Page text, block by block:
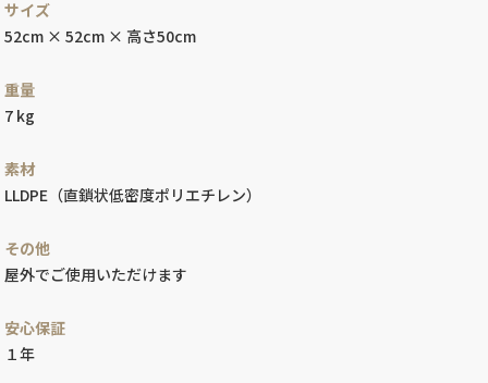
サイズ
52cm × 52cm × 高さ50cm
重量
7 kg
素材
LLDPE（直鎖状低密度ポリエチレン）
その他
屋外でご使用いただけます
安心保証
１年